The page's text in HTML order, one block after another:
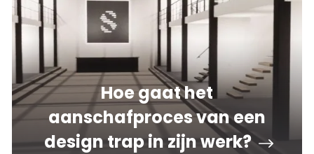
Hoe gaat het
aanschafproces van een
design trap in zijn werk?